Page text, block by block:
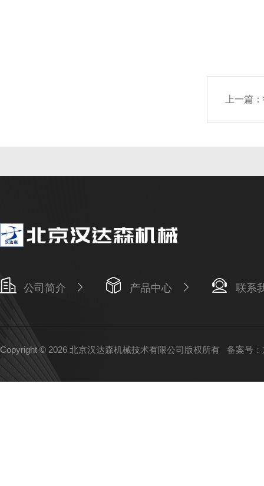
上一篇：
公司简介 产品中心 联系
Copyright © 2026 北京汉达森机械技术有限公司版权所有 备案号：